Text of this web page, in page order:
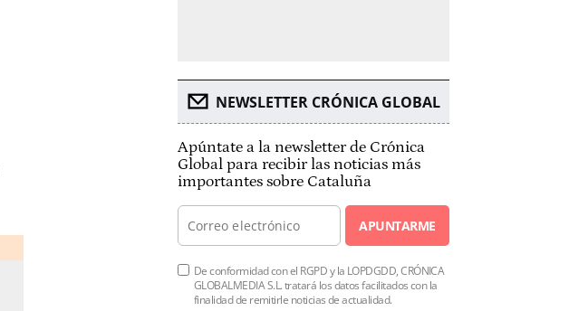
NEWSLETTER CRÓNICA GLOBAL
Apúntate a la newsletter de Crónica
Global para recibir las noticias más
importantes sobre Cataluña
APUNTARME
De conformidad con el RGPD y la LOPDGDD, CRÓNICA
GLOBALMEDIA S.L. tratará los datos facilitados con la
finalidad de remitirle noticias de actualidad.